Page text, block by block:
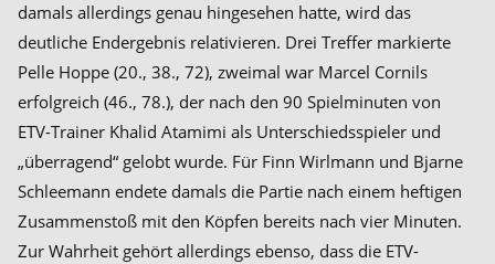
damals allerdings genau hingesehen hatte, wird das
deutliche Endergebnis relativieren. Drei Treffer markierte
Pelle Hoppe (20., 38., 72), zweimal war Marcel Cornils
erfolgreich (46., 78.), der nach den 90 Spielminuten von
ETV-Trainer Khalid Atamimi als Unterschiedsspieler und
„überragend“ gelobt wurde. Für Finn Wirlmann und Bjarne
Schleemann endete damals die Partie nach einem heftigen
Zusammenstoß mit den Köpfen bereits nach vier Minuten.
Zur Wahrheit gehört allerdings ebenso, dass die ETV-